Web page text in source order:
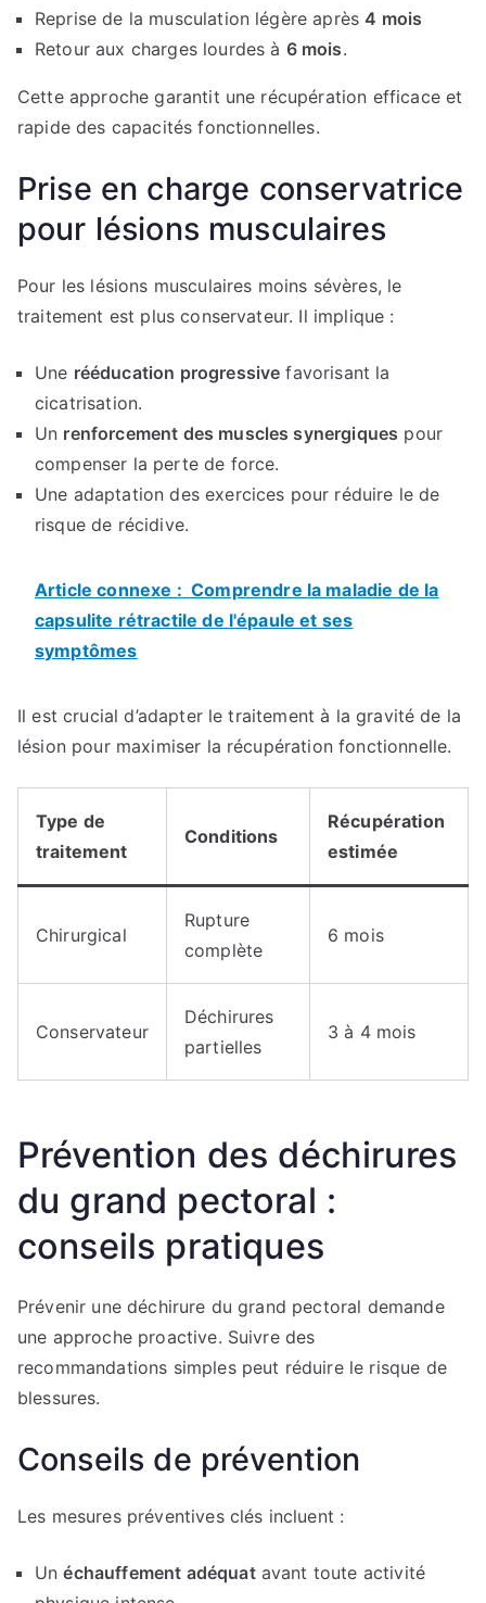
Reprise de la musculation légère après4 mois
Retour aux charges lourdes à 6 mois.
Cette approche garantit une récupération efficace et
rapide des capacités fonctionnelles.
Prise en charge conservatrice
pour lésions musculaires
Pour les lésions musculaires moins sévères, le
traitement est plus conservateur. Il implique :
Une rééducation progressive favorisant la
cicatrisation.
Un renforcement des muscles synergiques pour
compenser la perte de force.
Une adaptation des exercices pour réduire le de
risque de récidive.
Article connexe : Comprendre la maladie de la
capsulite rétractile de l'épaule et ses
symptômes
Il est crucial d’adapter le traitement à la gravité de la
lésion pour maximiser la récupération fonctionnelle.
Type de
traitement
Conditions
Récupération
estimée
Chirurgical
Rupture
complète
6 mois
Conservateur
Déchirures
partielles
3 à 4 mois
Prévention des déchirures
du grand pectoral :
conseils pratiques
Prévenir une déchirure du grand pectoral demande
une approche proactive. Suivre des
recommandations simples peut réduire le risque de
blessures.
Conseils de prévention
Les mesures préventives clés incluent :
Unéchauffement adéquatavant toute activité